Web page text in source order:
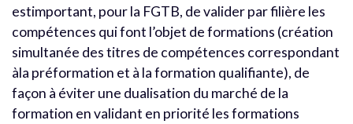
estimportant, pour la FGTB, de valider par filière les
compétences qui font l’objet de formations (création
simultanée des titres de compétences correspondant
àla préformation et à la formation qualifiante), de
façon à éviter une dualisation du marché de la
formation en validant en priorité les formations